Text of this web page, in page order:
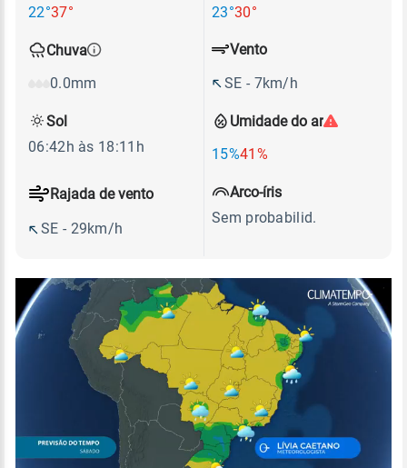
22°37°
23°30°
Chuva
0.0mm
Umidade do ar
15%41%
Vento
SE - 7km/h
Rajada de vento
SE - 29km/h
Sol
06:42h às 18:11h
Arco-íris
Sem probabilid.